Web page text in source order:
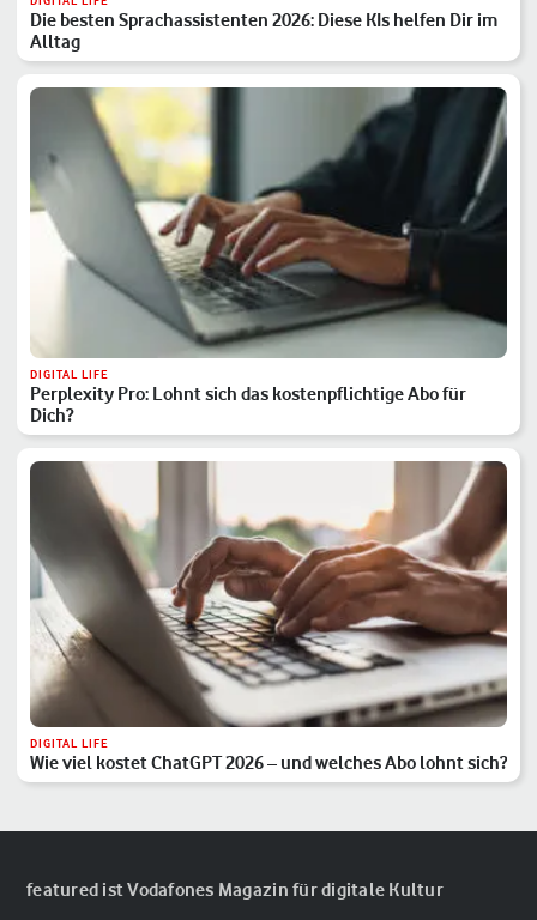
Die besten Sprachassistenten 2026: Diese KIs helfen Dir im
Alltag
DIGITAL LIFE
Perplexity Pro: Lohnt sich das kostenpflichtige Abo für
Dich?
DIGITAL LIFE
Wie viel kostet ChatGPT 2026 – und welches Abo lohnt sich?
featured ist Vodafones Magazin für digitale Kultur